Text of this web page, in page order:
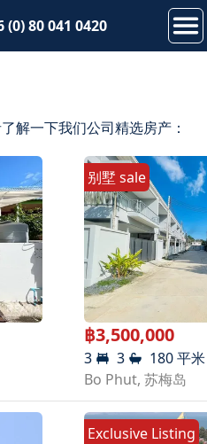
(0) 80 041 0420
了解一下我们公司精选房产：
别墅 sale
฿3,500,000
3 3 180平米
Bo Phut,苏梅岛
Exclusive Listing